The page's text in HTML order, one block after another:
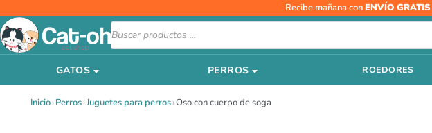
al
contenido
Recibe mañana conENVÍO GRATIS
Búsqueda
de
productos
GATOS PERROS ROEDORES
Inicio›Perros›Juguetes para perros›Oso con cuerpo de soga